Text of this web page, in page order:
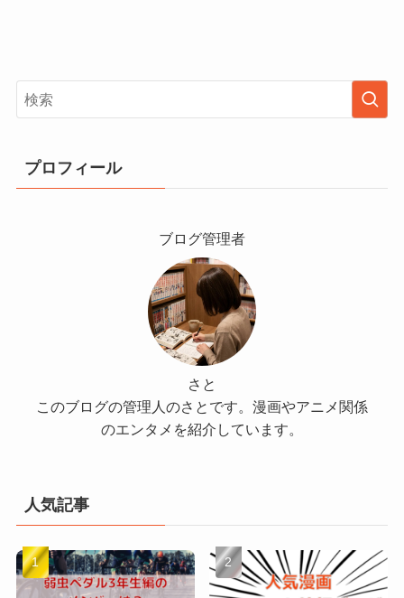
プロフィール
ブログ管理者
さと
このブログの管理人のさとです。漫画やアニメ関係
のエンタメを紹介しています。
人気記事